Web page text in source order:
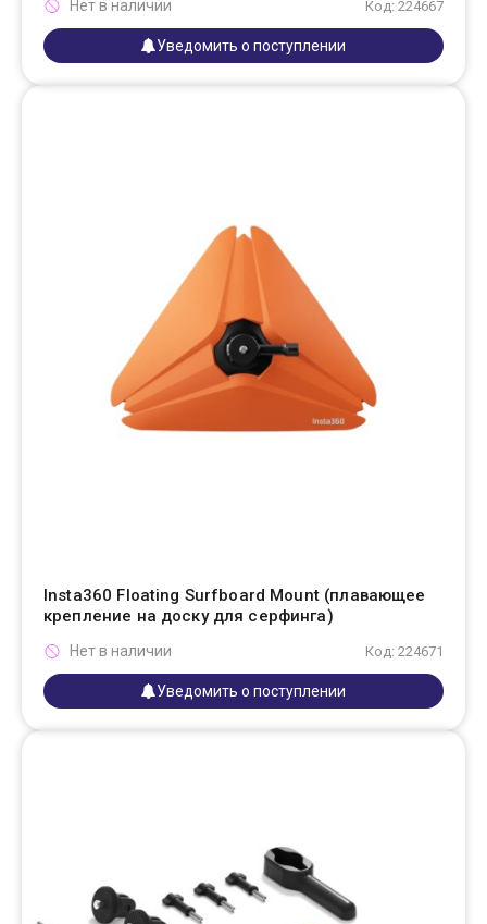
Код: 224667
Нет в наличии
Уведомить о поступлении
Insta360 Floating Surfboard Mount (плавающее
крепление на доску для серфинга)
Код: 224671
Нет в наличии
Уведомить о поступлении